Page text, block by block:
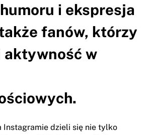
i ekspresja
fanów, którzy
aktywność w
Instagramie dzieli się nie tylko